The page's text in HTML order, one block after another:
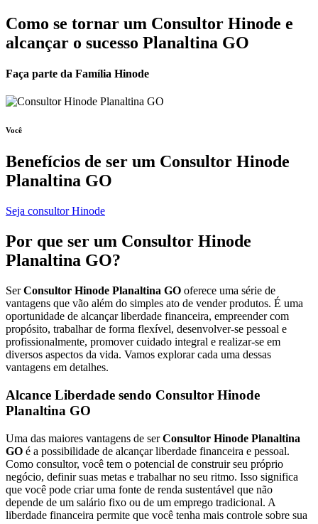
Como se tornar um Consultor Hinode e
alcançar o sucesso Planaltina GO
Faça parte da Família Hinode
Você
Benefícios de ser um Consultor Hinode
Planaltina GO
Seja consultor Hinode
Por que ser um Consultor Hinode
Planaltina GO?
SerConsultor Hinode Planaltina GO oferece uma série de
vantagens que vão além do simples ato de vender produtos. É uma
oportunidade de alcançar liberdade financeira, empreender com
propósito, trabalhar de forma flexível, desenvolver-se pessoal e
profissionalmente, promover cuidado integral e realizar-se em
diversos aspectos da vida. Vamos explorar cada uma dessas
vantagens em detalhes.
Alcance Liberdade sendo Consultor Hinode
Planaltina GO
Uma das maiores vantagens de serConsultor Hinode Planaltina
GO é a possibilidade de alcançar liberdade financeira e pessoal.
Como consultor, você tem o potencial de construir seu próprio
negócio, definir suas metas e trabalhar no seu ritmo. Isso significa
que você pode criar uma fonte de renda sustentável que não
depende de um salário fixo ou de um emprego tradicional. A
liberdade financeira permite que você tenha mais controle sobre sua